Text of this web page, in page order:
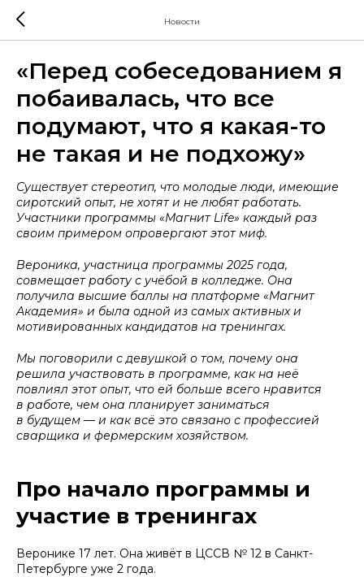
Новости
«Перед собеседованием я
побаивалась, что все
подумают, что я какая-то
не такая и не подхожу»
Существует стереотип, что молодые люди, имеющие
сиротский опыт, не хотят и не любят работать.
Участники программы «Магнит Life» каждый раз
своим примером опровергают этот миф.
Вероника, участница программы 2025 года,
совмещает работу с учёбой в колледже. Она
получила высшие баллы на платформе «Магнит
Академия» и была одной из самых активных и
мотивированных кандидатов на тренингах.
Мы поговорили с девушкой о том, почему она
решила участвовать в программе, как на неё
повлиял этот опыт, что ей больше всего нравится
в работе, чем она планирует заниматься
в будущем — и как всё это связано с профессией
сварщика и фермерским хозяйством.
Про начало программы и
участие в тренингах
Веронике 17 лет. Она живёт в ЦССВ № 12 в Санкт-
Петербурге уже 2 года.